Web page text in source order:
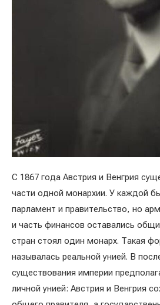
С 1867 года Австрия и Венгрия
части одной монархии. У каждой
парламент и правительство, но
и часть финансов оставались
стран стоял один монарх. Такая
называлась реальной унией. В
существования империи
личной унией: Австрия и Венгрия